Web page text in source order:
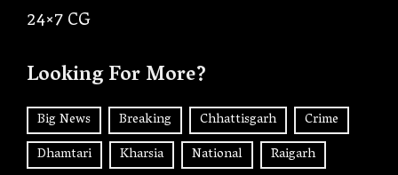
24×7 CG
Looking For More?
Big News Breaking Chhattisgarh
Crime
Dhamtari
Kharsia National
Raigarh